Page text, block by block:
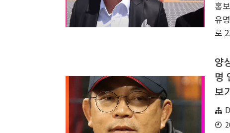
년
수
도
홍
유
로
한
알
12
며
로
양
명
보기